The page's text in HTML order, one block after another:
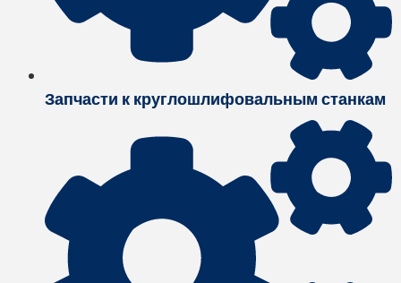
Запчасти к круглошлифовальным станкам